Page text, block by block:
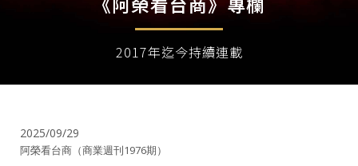
2017年迄今持續連載
2025/09/29
阿榮看台商（商業週刊1976期）